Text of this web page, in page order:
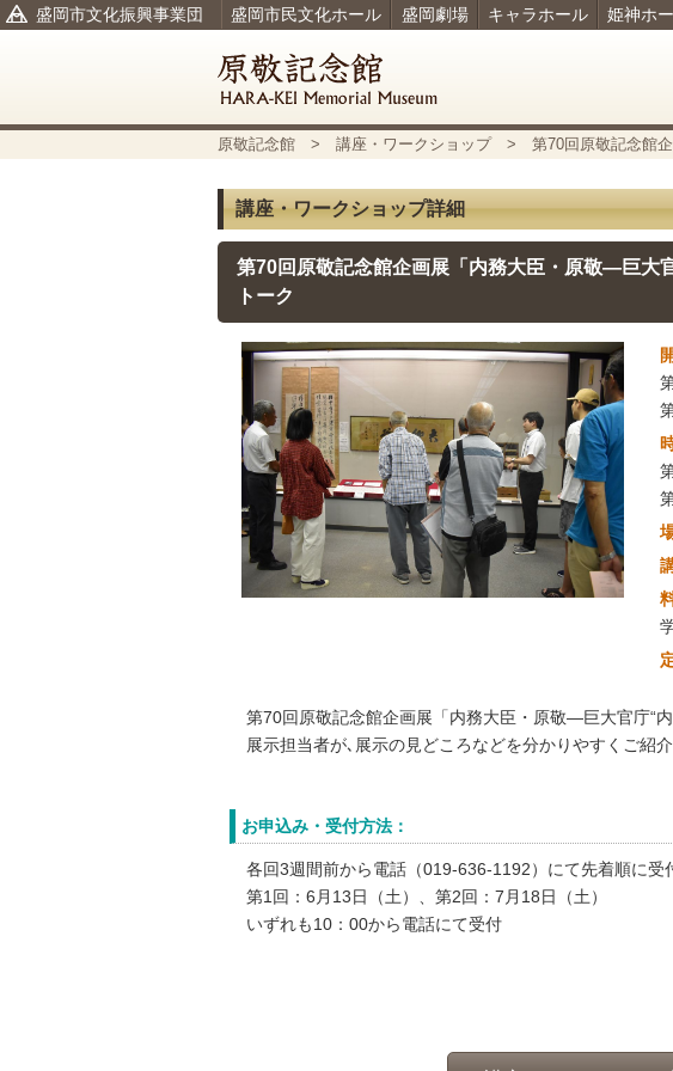
盛岡市文化振興事業団 盛岡市民文化ホール 盛岡劇場 キャラホール 姫神ホ
原敬記念館 > 講座・ワークショップ> 第70回原敬記念館企
講座・ワークショップ詳細
第70回原敬記念館企画展「内務大臣・原敬―巨大
トーク
第70回原敬記念館企画展「内務大臣・原敬―巨大官庁“
展示担当者が､展示の見どころなどを分かりやすくご紹介
お申込み・受付方法：
各回3週間前から電話（019-636-1192）にて先着順に受
第1回：6月13日（土）、第2回：7月18日（土）
いずれも10：00から電話にて受付